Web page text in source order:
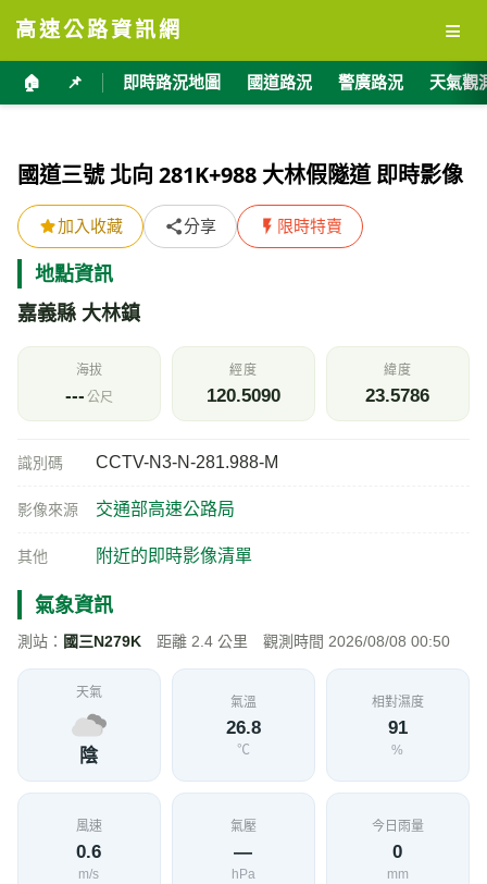
高速公路資訊網 ≡
🏠 📌 即時路況地圖 國道路況 警廣路況 天氣觀
國道三號 北向 281K+988 大林假隧道 即時影像
加入收藏 分享 限時特賣
地點資訊
嘉義縣 大林鎮
海拔
--- 公尺
經度
120.5090
緯度
23.5786
識別碼 CCTV-N3-N-281.988-M
影像來源 交通部高速公路局
其他 附近的即時影像清單
氣象資訊
測站： 國三N279K 距離 2.4 公里 觀測時間 2026/08/08 00:50
天氣
陰
氣溫
26.8
℃
相對濕度
91
%
風速
0.6
m/s
氣壓
—
hPa
今日雨量
0
mm